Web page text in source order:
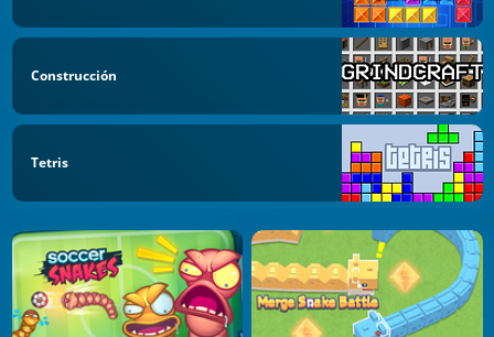
Construcción
Tetris